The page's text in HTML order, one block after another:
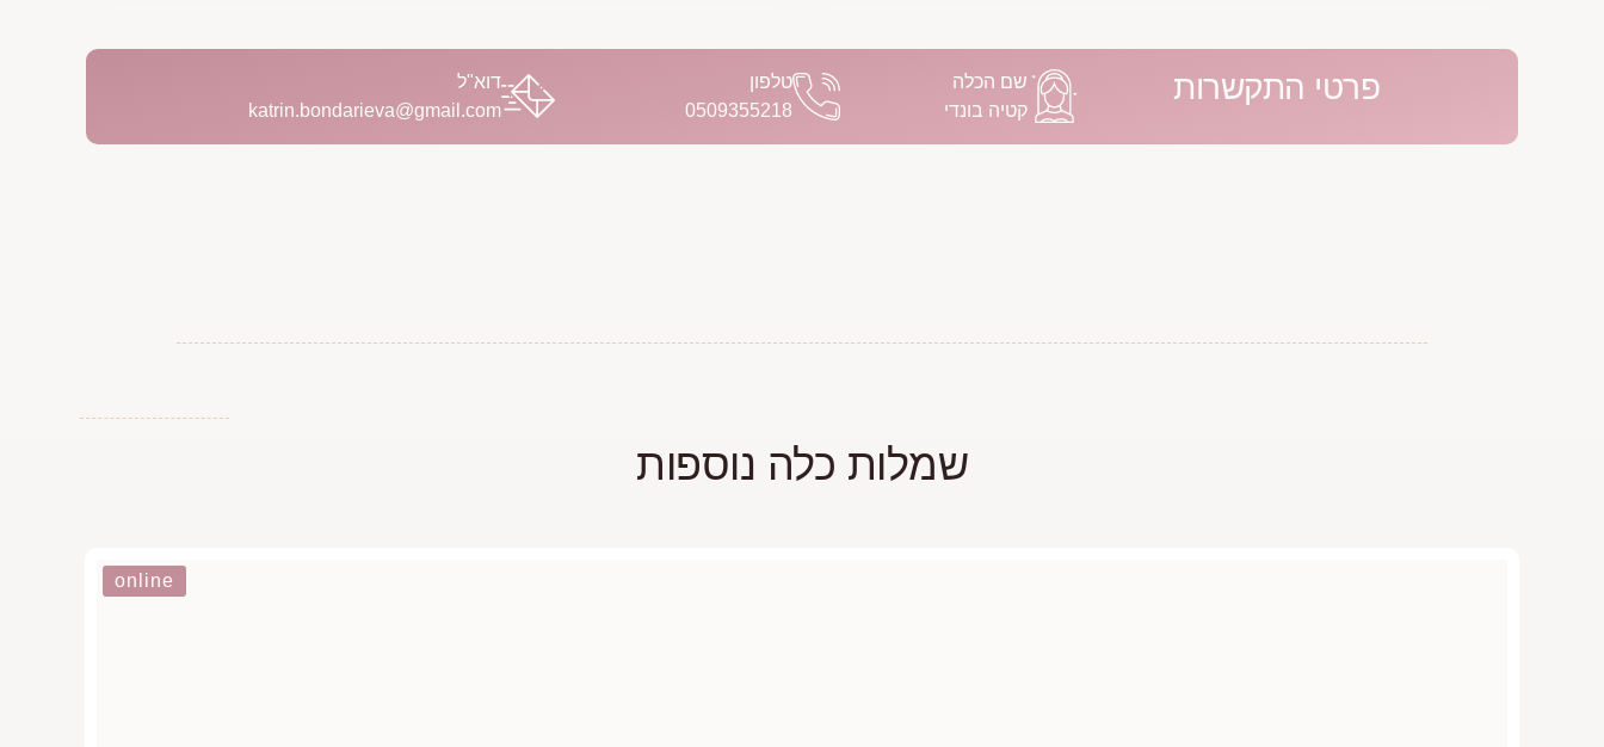
פרטי התקשרות
שם הכלה
קטיה בונדי
טלפון
0509355218
דוא"ל
katrin.bondarieva@gmail.com
שמלות כלה נוספות
online